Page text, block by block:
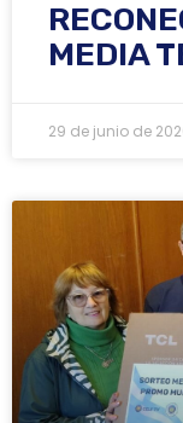
MEDIA
29 de junio de